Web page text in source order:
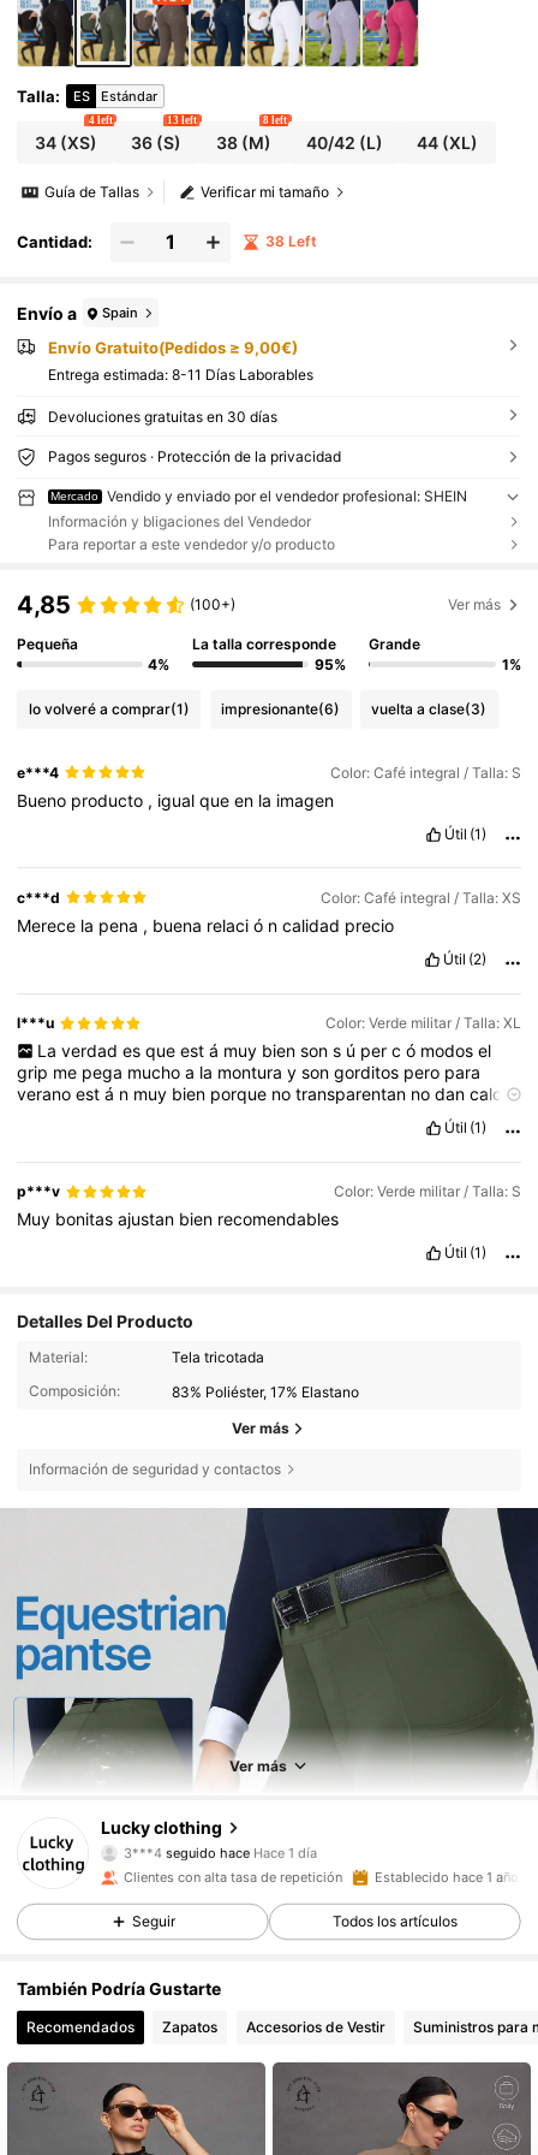
Talla: ES Estándar
34(XS)
4 left
36 (S)
13 left
38(M)
8 left
40/42 (L) 44 (XL)
Verificar mi tamaño
Guía de Tallas
Cantidad: 38 Left
Envío a Spain
Envío Gratuito(Pedidos ≥ 9,00€)
Entrega estimada: 8-11 Días Laborables
Devoluciones gratuitas en 30 días
Pagos seguros · Protección de la privacidad
Mercado
Vendido y enviado por el vendedor profesional: SHEIN
Información y bligaciones del Vendedor
Para reportar a este vendedor y/o producto
4,85 (100+) Ver más
Pequeña
4%
La talla corresponde
95%
Grande
1%
lo volveré a comprar(1) impresionante(6) vuelta a clase(3)
e***4 Color: Café integral / Talla: S
Bueno producto , igualqueen la imagen
Útil (1)
c***d Color: Café integral / Talla: XS
Merece la pena , buena relació ncalidad precio
Útil (2)
l***u Color: Verde militar / Talla: XL
La verdad es que est á muy bien son s ú per c ó modos el
grip me pega muchoa la monturaysongorditos pero para
veranoestá n muy bien porque notransparentan nodancalor
para
demala
calidadyademássonsúpersúpersúperelásticos
Útil (1)
p***v Color: Verde militar / Talla: S
Muy bonitasajustan bien recomendables
Útil (1)
Detalles Del Producto
Material:
Tela tricotada
Composición:
83% Poliéster, 17% Elastano
Ver más
Información de seguridad y contactos
Ver más
Lucky clothing
3***4seguido hace
f***3está navegando
4,90
3.1K Seguidores
4,90 3.1K Seguidores
4,90 3.1K Seguidores
Clientes con alta tasa de repetición Establecido hace 1 año
Seguir Todos los artículos
También Podría Gustarte
Recomendados Zapatos Accesorios de Vestir Suministros para